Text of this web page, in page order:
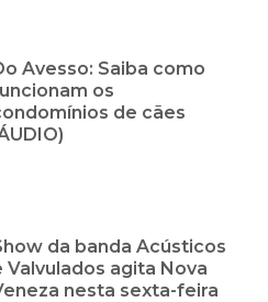
Avesso: Saiba como
os
de cães
da banda Acústicos
Valvulados agita Nova
nesta sexta-feira